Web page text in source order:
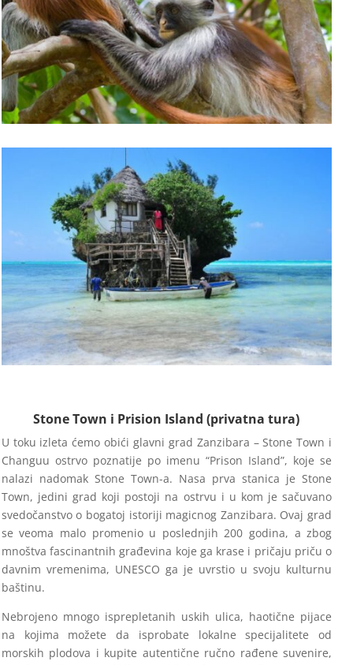
Stone Town i Prision Island (privatna tura)
U toku izleta ćemo obići glavni grad Zanzibara – Stone Town i
Changuu ostrvo poznatije po imenu “Prison Island”, koje se
nalazi nadomak Stone Town-a. Nasa prva stanica je Stone
Town, jedini grad koji postoji na ostrvu i u kom je sačuvano
svedočanstvo o bogatoj istoriji magicnog Zanzibara. Ovaj grad
se veoma malo promenio u poslednjih 200 godina, a zbog
mnoštva fascinantnih građevina koje ga krase i pričaju priču o
davnim vremenima, UNESCO ga je uvrstio u svoju kulturnu
baštinu.
Nebrojeno mnogo isprepletanih uskih ulica, haotične pijace
na kojima možete da isprobate lokalne specijalitete od
morskih plodova i kupite autentične ručno rađene suvenire,